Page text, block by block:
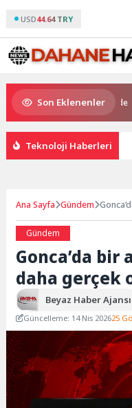
USD44.64 TRY
Son Eklenenler
gençleri İzmir’de
Teknoloji Haberleri
Ana Sayfa Gündem
Gündem
Gonca’da
daha gerçek
Beyaz Haber Ajansı
Güncelleme: 14 Nis 202625